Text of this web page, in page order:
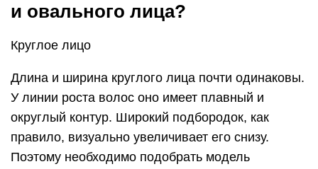
и овального лица?
Круглое лицо
Длина и ширина круглого лица почти одинаковы.
У линии роста волос оно имеет плавный и
округлый контур. Широкий подбородок, как
правило, визуально увеличивает его снизу.
Поэтому необходимо подобрать модель